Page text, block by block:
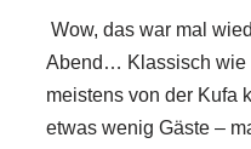
Wow, das war mal
Abend… Klassisch wie
meistens von der Kufa
etwas wenig Gäste –